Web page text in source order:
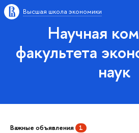
Высшая школа экономики
Научная
факультета
наук
Важные объявления 1